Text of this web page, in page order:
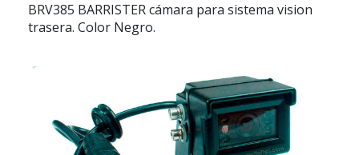
BRV385 BARRISTER cámara para sistema vision
trasera. Color Negro.